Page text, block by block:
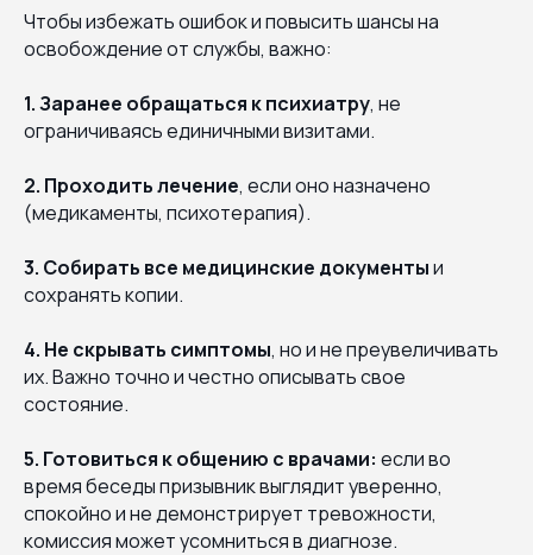
Чтобы избежать ошибок и повысить шансы на
освобождение от службы, важно:
1. Заранее обращаться к психиатру, не
ограничиваясь единичными визитами.
2. Проходить лечение, если оно назначено
(медикаменты, психотерапия).
3. Собирать все медицинские документыи
сохранять копии.
4. Не скрывать симптомы, но и не преувеличивать
их. Важно точно и честно описывать свое
состояние.
5. Готовиться к общению с врачами: если во
время беседы призывник выглядит уверенно,
спокойно и не демонстрирует тревожности,
комиссия может усомниться в диагнозе.